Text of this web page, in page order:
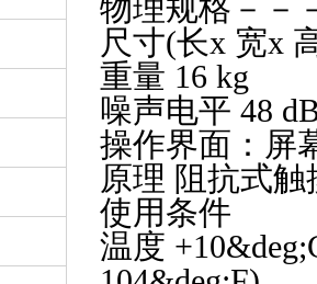
物理规格－
尺寸(长x 宽x
重量 16 kg
噪声电平 48
操作界面：屏
原理 阻抗式触
使用条件
温度